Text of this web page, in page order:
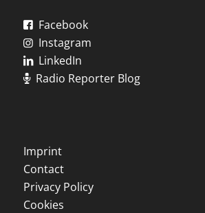
Facebook
Instagram
LinkedIn
Radio Reporter Blog
Imprint
Contact
Privacy Policy
Cookies